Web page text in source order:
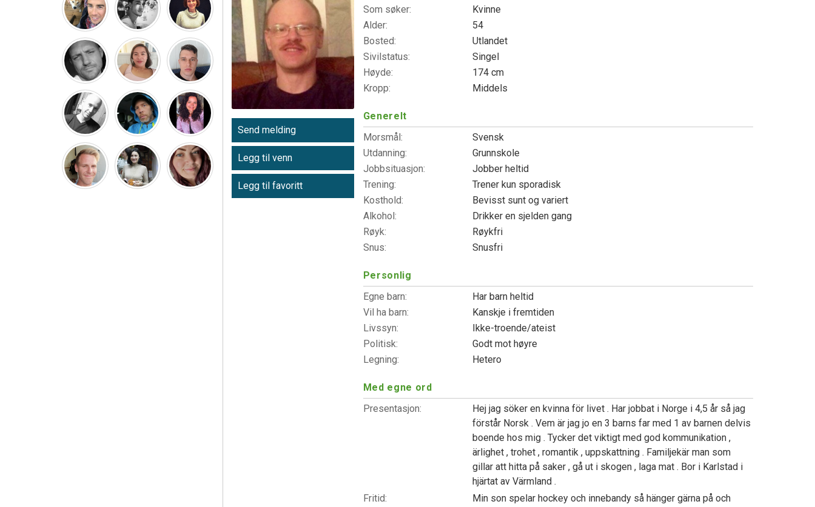
Send melding
Legg til venn
Legg til favoritt
Som søker:
Kvinne
Alder:
54
Bosted:
Utlandet
Sivilstatus:
Singel
Høyde:
174 cm
Kropp:
Middels
Generelt
Morsmål:
Svensk
Utdanning:
Grunnskole
Jobbsituasjon:
Jobber heltid
Trening:
Trener kun sporadisk
Kosthold:
Bevisst sunt og variert
Alkohol:
Drikker en sjelden gang
Røyk:
Røykfri
Snus:
Snusfri
Personlig
Egne barn:
Har barn heltid
Vil ha barn:
Kanskje i fremtiden
Livssyn:
Ikke-troende/ateist
Politisk:
Godt mot høyre
Legning:
Hetero
Med egne ord
Presentasjon:
Hej jag söker en kvinna för livet . Har jobbat i Norge i 4,5 år så jag
förstår Norsk . Vem är jag jo en 3 barns far med 1 av barnen delvis
boende hos mig . Tycker det viktigt med god kommunikation ,
ärlighet , trohet , romantik , uppskattning . Familjekär man som
gillar att hitta på saker , gå ut i skogen , laga mat . Bor i Karlstad i
hjärtat av Värmland .
Fritid:
Min son spelar hockey och innebandy så hänger gärna på och